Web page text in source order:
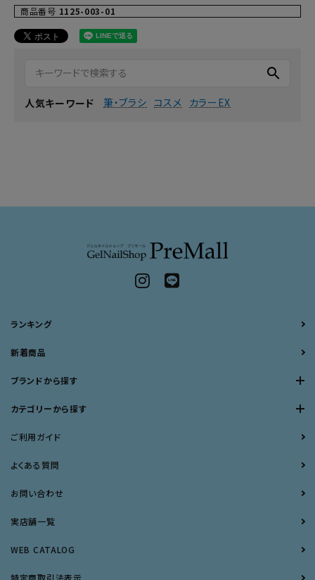
商品番号 1125-003-01
search
人気キーワード 筆・ブラシ コスメ カラーEX
ランキング
新着商品
ブランドから探す
カテゴリーから探す
ご利用ガイド
よくある質問
お問い合わせ
実店舗一覧
WEB CATALOG
特定商取引法表示